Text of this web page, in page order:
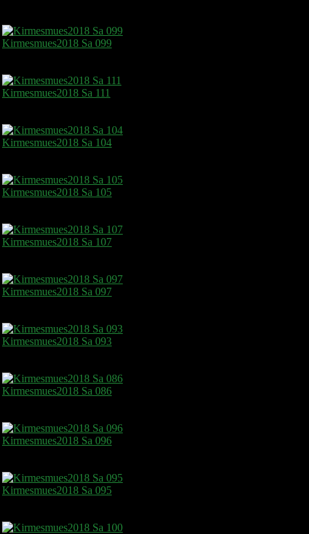
Kirmesmues2018 Sa 099
Kirmesmues2018 Sa 111
Kirmesmues2018 Sa 104
Kirmesmues2018 Sa 105
Kirmesmues2018 Sa 107
Kirmesmues2018 Sa 097
Kirmesmues2018 Sa 093
Kirmesmues2018 Sa 086
Kirmesmues2018 Sa 096
Kirmesmues2018 Sa 095